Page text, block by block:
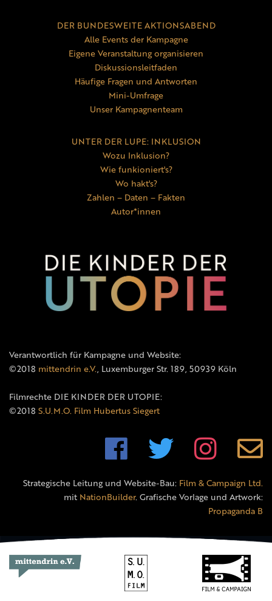
DER BUNDESWEITE AKTIONSABEND
Alle Events der Kampagne
Eigene Veranstaltung organisieren
Diskussionsleitfaden
Häufige Fragen und Antworten
Mini-Umfrage
Unser Kampagnenteam
UNTER DER LUPE: INKLUSION
Wozu Inklusion?
Wie funkioniert's?
Wo hakt's?
Zahlen – Daten – Fakten
Autor*innen
Verantwortlich für Kampagne und Website:
©2018 mittendrin e.V., Luxemburger Str. 189, 50939 Köln
Filmrechte DIE KINDER DER UTOPIE:
©2018 S.U.M.O. Film Hubertus Siegert
Strategische Leitung und Website-Bau: Film & Campaign Ltd.
mit NationBuilder. Grafische Vorlage und Artwork:
Propaganda B